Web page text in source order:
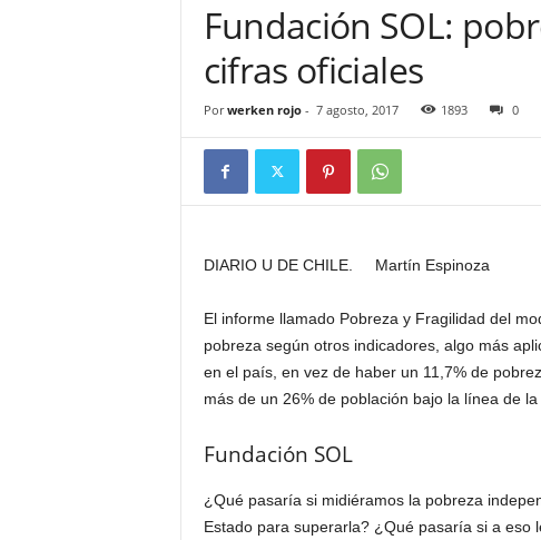
Fundación SOL:
cifras oficiales
Por werken rojo- 7 agosto, 2017 1893 0
DIARIO U DE CHILE. Martín Espinoza
El informe llamado Pobreza y Fragilidad del
pobreza según otros indicadores, algo más
en el país, en vez de haber un 11,7% de
más de un 26% de población bajo la línea de la
Fundación SOL
¿Qué pasaría si midiéramos la pobreza
Estado para superarla? ¿Qué pasaría si a eso